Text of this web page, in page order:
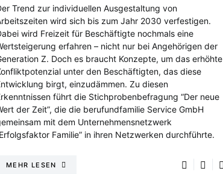
Trend zur individuellen Ausgestaltung von
wird sich bis zum Jahr 2030 verfestigen.
wird Freizeit für Beschäftigte nochmals eine
erfahren – nicht nur bei Angehörigen der
Z. Doch es braucht Konzepte, um das erhöhte
unter den Beschäftigten, das diese
birgt, einzudämmen. Zu diesen
führt die Stichprobenbefragung “Der neue
der Zeit”, die die berufundfamilie Service GmbH
mit dem Unternehmensnetzwerk
Familie” in ihren Netzwerken durchführte.
MEHR LESEN